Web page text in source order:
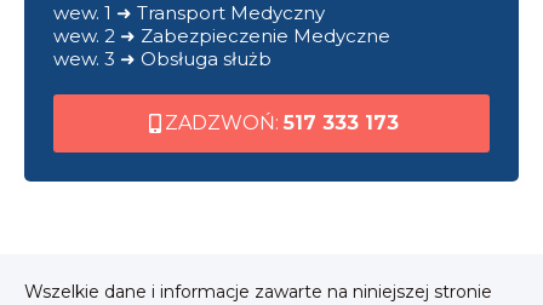
wew. 1 ➜ Transport Medyczny
wew. 2 ➜ Zabezpieczenie Medyczne
wew. 3 ➜ Obsługa służb
ZADZWOŃ: 517 333 173
Wszelkie dane i informacje zawarte na niniejszej stronie